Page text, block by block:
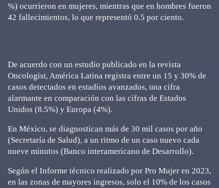
%) ocurrieron en mujeres, mientras que en hombres fueron
42 fallecimientos, lo que representó 0.5 por ciento.
De acuerdo con un estudio publicado en la revista
Oncologist, América Latina registra entre un 15 y 30% de
casos detectados en estadios avanzados, una cifra
alarmante en comparación con las cifras de Estados
Unidos (8.5%) y Europa (4%).
En México, se diagnostican más de 30 mil casos por año
(Secretaría de Salud), a un ritmo de un caso nuevo cada
nueve minutos (Banco interamericano de Desarrollo).
Según el Informe técnico realizado por Pro Mujer en 2023,
en las zonas de mayores ingresos, solo el 10% de los casos